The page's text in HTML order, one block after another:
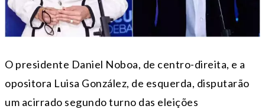
O presidente Daniel Noboa, de centro-direita, e a
opositora Luisa González, de esquerda, disputarão
um acirrado segundo turno das eleições